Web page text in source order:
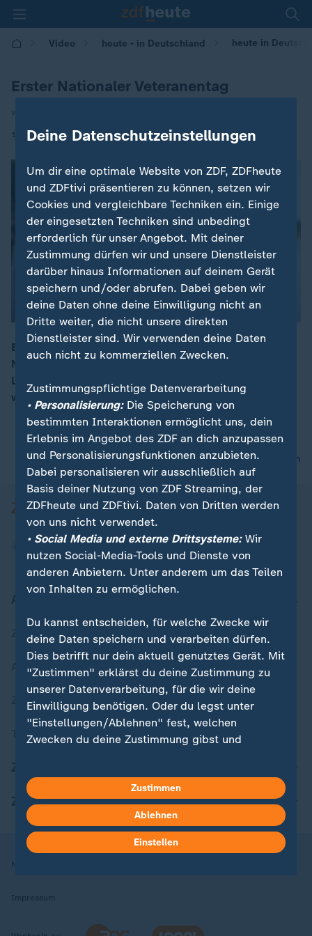
Video heute - in Deutschland heute in
Erster Nationaler Veteranentag
von Luisa Holzkamp
13.06.2025 | 14:00
Erstmals wird am Sonntag in Deutschland der
Nationale Veteranentag begangen. Dabei sollen die
Leistungen von Soldatinnen und Soldaten gewürdigt
werden.
nach oben
Zuletzt veröffentlicht
Aktuelle Sendungs-Videos
ZDFheute Stories
Themen im Überblick
ZDFheute Apps
Nutzungsbedingungen
Impressum
Deine Datenschutzeinstellungen
Um dir eine optimale Website von ZDF, ZDFheute
und ZDFtivi präsentieren zu können, setzen wir
Cookies und vergleichbare Techniken ein. Einige
der eingesetzten Techniken sind unbedingt
erforderlich für unser Angebot. Mit deiner
Zustimmung dürfen wir und unsere Dienstleister
darüber hinaus Informationen auf deinem Gerät
speichern und/oder abrufen. Dabei geben wir
deine Daten ohne deine Einwilligung nicht an
Dritte weiter, die nicht unsere direkten
Dienstleister sind. Wir verwenden deine Daten
auch nicht zu kommerziellen Zwecken.
Zustimmungspflichtige Datenverarbeitung
• Personalisierung:Die Speicherung von
bestimmten Interaktionen ermöglicht uns, dein
Erlebnis im Angebot des ZDF an dich anzupassen
und Personalisierungsfunktionen anzubieten.
Dabei personalisieren wir ausschließlich auf
Basis deiner Nutzung von ZDF Streaming, der
ZDFheute und ZDFtivi. Daten von Dritten werden
von uns nicht verwendet.
• Social Media und externe Drittsysteme:Wir
nutzen Social-Media-Tools und Dienste von
anderen Anbietern. Unter anderem um das Teilen
von Inhalten zu ermöglichen.
Du kannst entscheiden, für welche Zwecke wir
deine Daten speichern und verarbeiten dürfen.
Dies betrifft nur dein aktuell genutztes Gerät. Mit
"Zustimmen" erklärst du deine Zustimmung zu
unserer Datenverarbeitung, für die wir deine
Einwilligung benötigen. Oder du legst unter
"Einstellungen/Ablehnen" fest, welchen
Zwecken du deine Zustimmung gibst und
in deinen Einstellungen widerrufen oder ändern.
Hier findest du das Impressum.
Weitere Informationen findest du in unserer
Datenschutzerklärung.
Zustimmen
Ablehnen
Einstellen